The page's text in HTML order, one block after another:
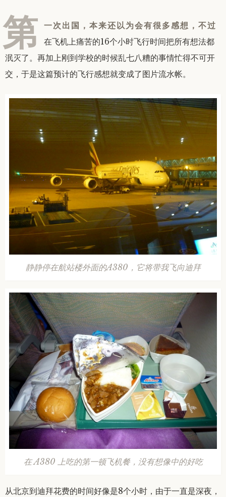
第 一次出国，本来还以为会有很多感想，不过
在飞机上痛苦的16个小时飞行时间把所有想法都
泯灭了。再加上刚到学校的时候乱七八糟的事情忙得不可开
交，于是这篇预计的飞行感想就变成了图片流水帐。
静静停在航站楼外面的A380，它将带我飞向迪拜
在 A380 上吃的第一顿飞机餐，没有想像中的好吃
从北京到迪拜花费的时间好像是8个小时，由于一直是深夜，